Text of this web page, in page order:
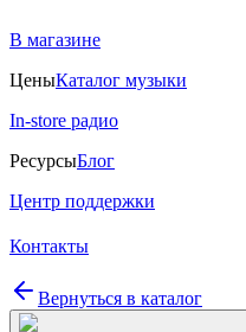
В магазине
ЦеныКаталог музыки
In-store радио
РесурсыБлог
Центр поддержки
Контакты
Вернуться в каталог